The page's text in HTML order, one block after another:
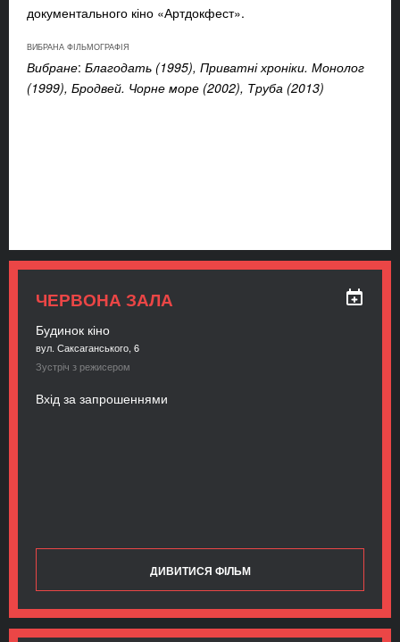
документального кіно «Артдокфест».
ВИБРАНА ФІЛЬМОГРАФІЯ
Вибране: Благодать (1995), Приватні хроніки. Монолог
(1999), Бродвей. Чорне море (2002), Труба (2013)
ЧЕРВОНА ЗАЛА
Будинок кіно
вул. Саксаганського, 6
Зустріч з режисером
Вхід за запрошеннями
ДИВИТИСЯ ФІЛЬМ